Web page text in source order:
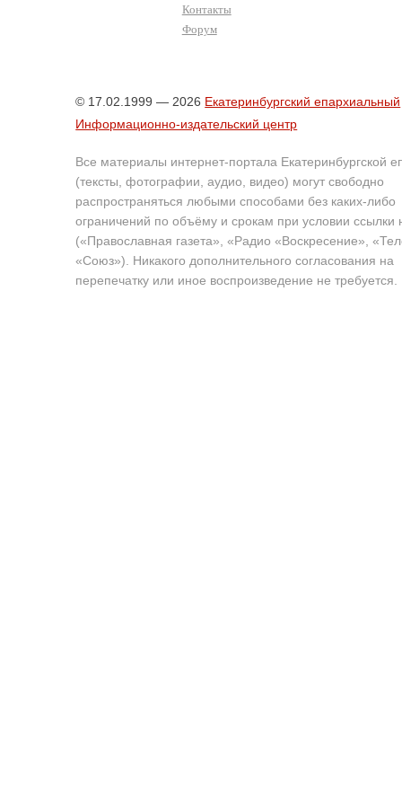
Контакты
Форум
© 17.02.1999 — 2026 Екатеринбургский епархиальный
Информационно-издательский центр
Все материалы интернет-портала Екатеринбургской
(тексты, фотографии, аудио, видео) могут свободно
распространяться любыми способами без каких-либо
ограничений по объёму и срокам при условии ссылки
(«Православная газета», «Радио «Воскресение»,
«Союз»). Никакого дополнительного согласования на
перепечатку или иное воспроизведение не требуется.